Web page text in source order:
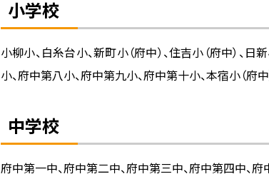
小学校
小柳小、白糸台小、新町小（府中）、住吉小（府中）、
小、府中第八小、府中第九小、府中第十小、本宿小（府中
中学校
府中第一中、府中第二中、府中第三中、府中第四中、